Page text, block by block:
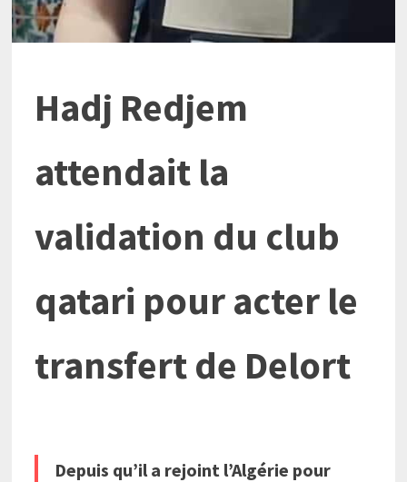
Hadj Redjem
attendait la
validation du club
qatari pour acter le
transfert de Delort
Depuis qu’il a rejoint l’Algérie pour